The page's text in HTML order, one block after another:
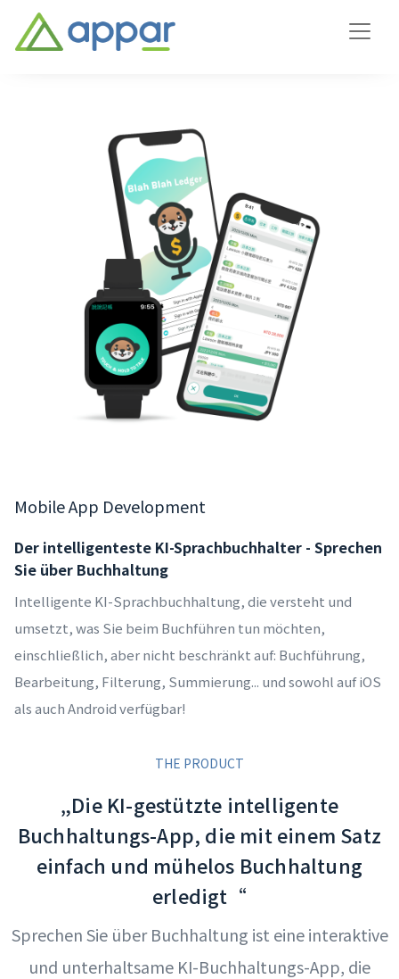
Mobile App Development
Der intelligenteste KI-Sprachbuchhalter - Sprechen
Sie über Buchhaltung
Intelligente KI-Sprachbuchhaltung, die versteht und
umsetzt, was Sie beim Buchführen tun möchten,
einschließlich, aber nicht beschränkt auf: Buchführung,
Bearbeitung, Filterung, Summierung... und sowohl auf iOS
als auch Android verfügbar!
THE PRODUCT
„Die KI-gestützte intelligente
Buchhaltungs-App, die mit einem Satz
einfach und mühelos Buchhaltung
erledigt“
Sprechen Sie über Buchhaltung ist eine interaktive
und unterhaltsame KI-Buchhaltungs-App, die